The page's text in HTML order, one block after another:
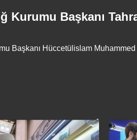
Kurumu Başkanı
Başkanı Hüccetülislam